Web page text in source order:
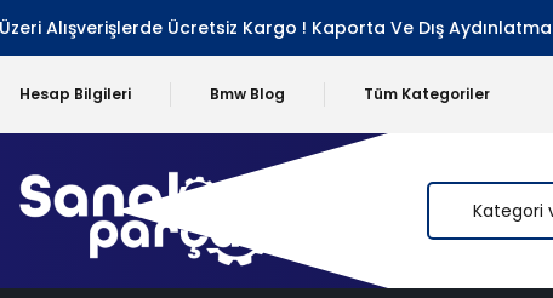
Alışverişlerde Ücretsiz Kargo ! Kaporta Ve Dış Aydınlatma
Hesap Bilgileri Bmw Blog Tüm Kategoriler